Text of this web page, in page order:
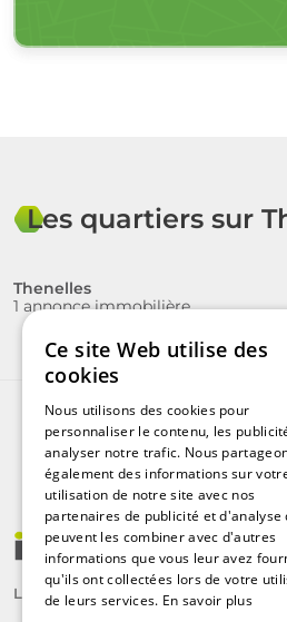
Les quartiers sur
Thenelles
1 annonce immobilière
Le label des agents immobiliers
Ce site Web utilise des
cookies
Nous utilisons des cookies pour
personnaliser le contenu, les
analyser notre trafic. Nous
également des informations sur
utilisation de notre site avec nos
partenaires de publicité et d'analyse
peuvent les combiner avec d'autres
informations que vous leur avez
qu'ils ont collectées lors de votre
de leurs services. En savoir plus